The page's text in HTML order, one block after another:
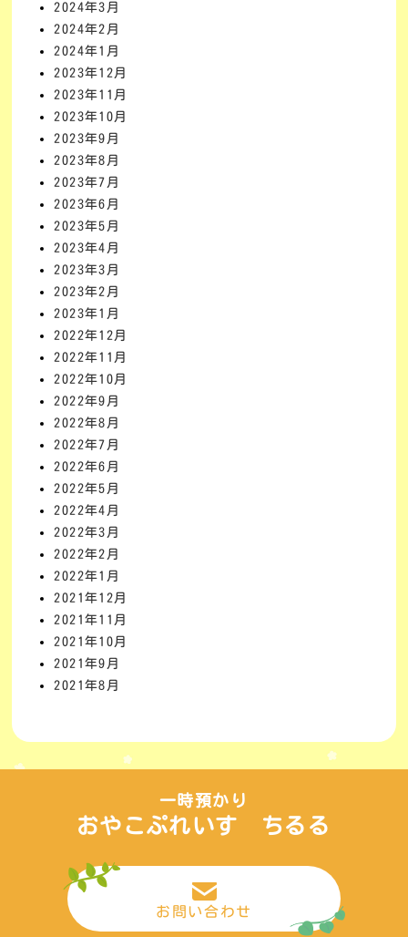
2024年3月
2024年2月
2024年1月
2023年12月
2023年11月
2023年10月
2023年9月
2023年8月
2023年7月
2023年6月
2023年5月
2023年4月
2023年3月
2023年2月
2023年1月
2022年12月
2022年11月
2022年10月
2022年9月
2022年8月
2022年7月
2022年6月
2022年5月
2022年4月
2022年3月
2022年2月
2022年1月
2021年12月
2021年11月
2021年10月
2021年9月
2021年8月
一時預かり
おやこぷれいす ちるる
お問い合わせ